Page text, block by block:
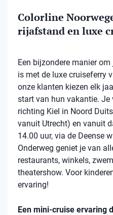
Colorline
rijafstand en luxe
Een bijzondere manier
is met de luxe cruiseferry
onze klanten kiezen elk
start van hun vakantie. Je
richting Kiel in Noord
vanuit Utrecht) en vanuit
14.00 uur, via de Deense
Onderweg geniet je van
restaurants, winkels,
theatershow. Voor
ervaring!
Een mini-cruise ervaring